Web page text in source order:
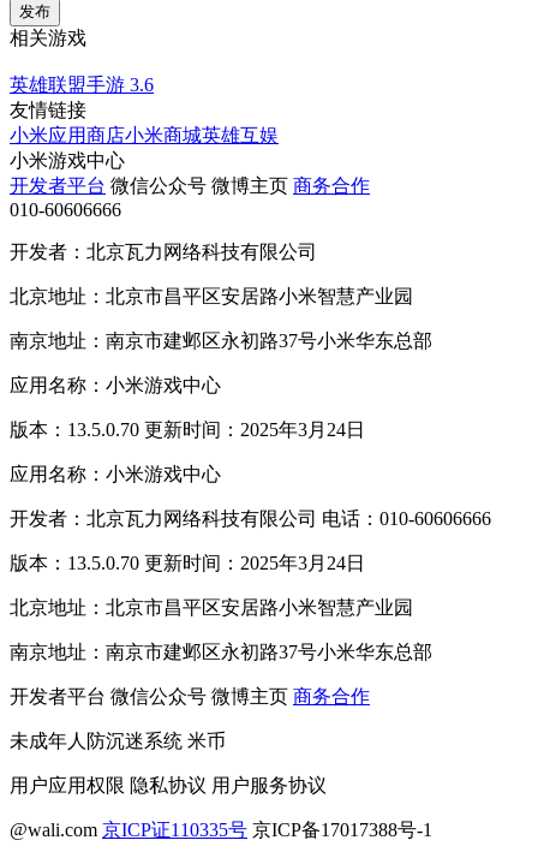
发布
相关游戏
英雄联盟手游 3.6
友情链接
小米应用商店小米商城英雄互娱
小米游戏中心
开发者平台 微信公众号 微博主页 商务合作
010-60606666
开发者：北京瓦力网络科技有限公司
北京地址：北京市昌平区安居路小米智慧产业园
南京地址：南京市建邺区永初路37号小米华东总部
应用名称：小米游戏中心
版本：13.5.0.70 更新时间：2025年3月24日
应用名称：小米游戏中心
开发者：北京瓦力网络科技有限公司 电话：010-60606666
版本：13.5.0.70 更新时间：2025年3月24日
北京地址：北京市昌平区安居路小米智慧产业园
南京地址：南京市建邺区永初路37号小米华东总部
开发者平台 微信公众号 微博主页 商务合作
未成年人防沉迷系统 米币
用户应用权限 隐私协议 用户服务协议
@wali.com 京ICP证110335号 京ICP备17017388号-1